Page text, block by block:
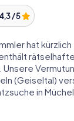
4,3 / 5
hat
(Geiseltal)
in